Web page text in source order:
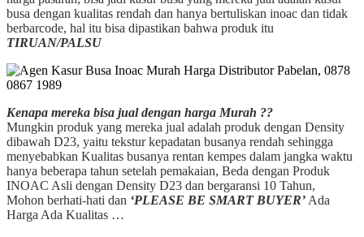
busa dengan kualitas rendah dan hanya bertuliskan inoac dan tidak
berbarcode, hal itu bisa dipastikan bahwa produk itu
TIRUAN/PALSU
Kenapa mereka bisa jual dengan harga Murah ??
Mungkin produk yang mereka jual adalah produk dengan Density
dibawah D23, yaitu tekstur kepadatan busanya rendah sehingga
menyebabkan Kualitas busanya rentan kempes dalam jangka waktu
hanya beberapa tahun setelah pemakaian, Beda dengan Produk
INOAC Asli dengan Density D23 dan bergaransi 10 Tahun,
Mohon berhati-hati dan ‘PLEASE BE SMART BUYER’ Ada
Harga Ada Kualitas …